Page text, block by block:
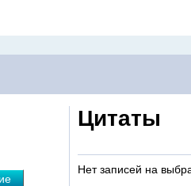
Цитаты
Нет записей на